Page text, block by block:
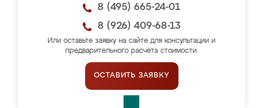
8 (495) 665-24-01
8 (926) 409-68-13
Или оставьте заявку на сайте для консультации и
предварительного расчёта стоимости.
ОСТАВИТЬ ЗАЯВКУ